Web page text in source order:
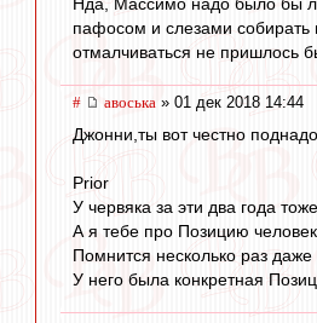
пафосом и слезами собирать
отмалчиваться не пришлось
# авоська » 01 дек 2018 14:44
Джонни,ты вот честно
Prior
У червяка за эти два года
А я тебе про Позицию
Помнится несколько раз
У него была конкретная